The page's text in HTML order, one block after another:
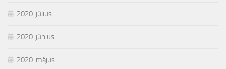
2020. július
2020. június
2020. május